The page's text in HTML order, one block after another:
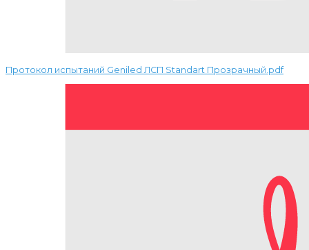
Протокол испытаний Geniled ЛСП Standart Прозрачный.pdf